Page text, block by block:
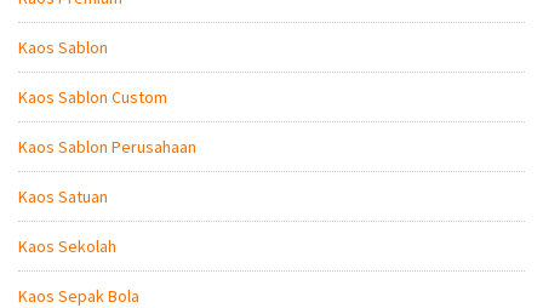
Kaos Sablon
Kaos Sablon Custom
Kaos Sablon Perusahaan
Kaos Satuan
Kaos Sekolah
Kaos Sepak Bola